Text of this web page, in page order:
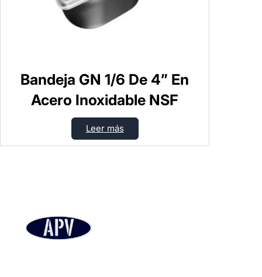
Bandeja GN 1/6 De 4” En
Acero Inoxidable NSF
Leer más